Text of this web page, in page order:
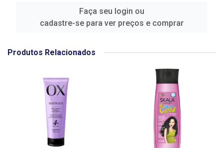
Faça seu login ou
cadastre-se para ver preços e comprar
Produtos Relacionados